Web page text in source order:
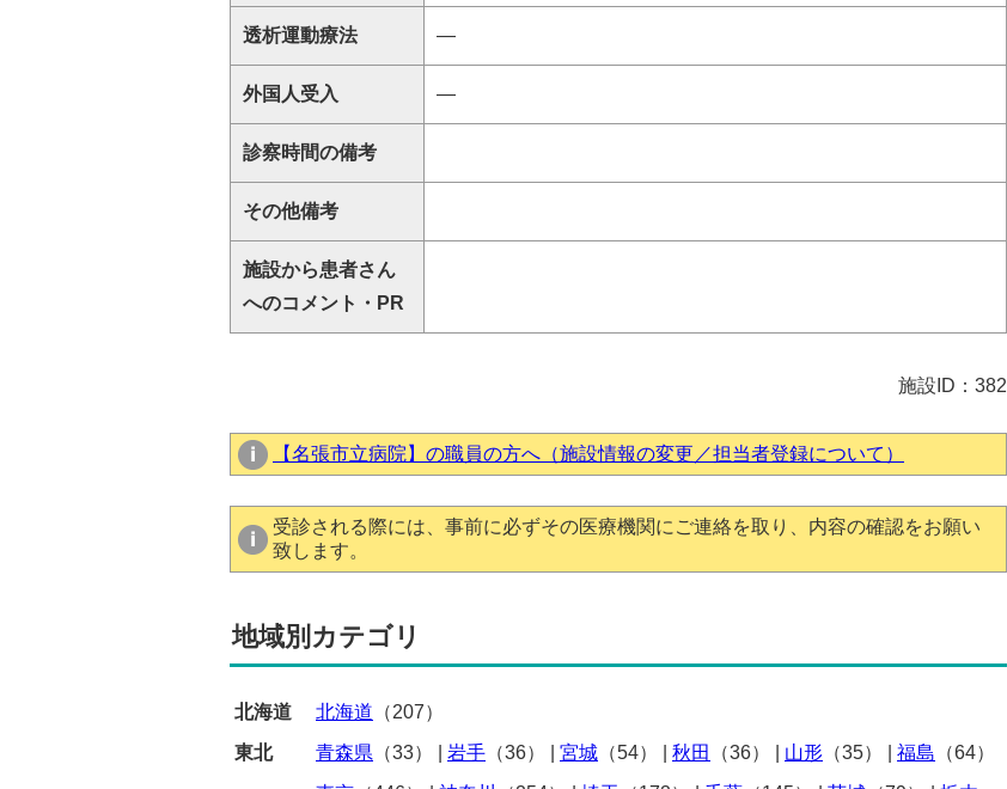
透析運動療法 ―
外国人受入 ―
診察時間の備考
その他備考
施設から患者さん
へのコメント・PR
施設ID：382
【名張市立病院】の職員の方へ（施設情報の変更／担当者登録について）
受診される際には、事前に必ずその医療機関にご連絡を取り、内容の確認をお願い
致します。
地域別カテゴリ
北海道 北海道 （207）
東北
青森県 （33） 岩手 （36） 宮城 （54） 秋田 （36） 山形 （35） 福島 （64）